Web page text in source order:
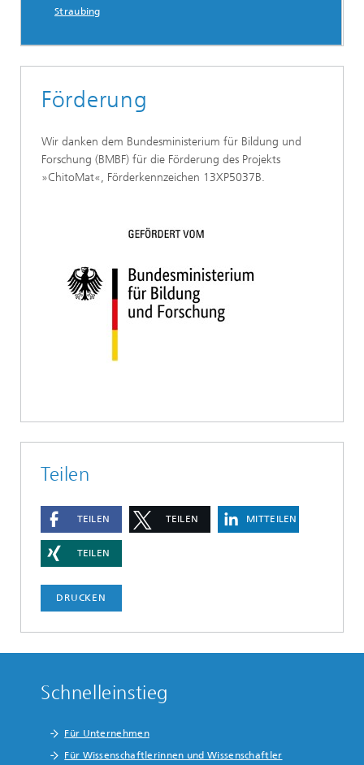
Straubing
Förderung
Wir danken dem Bundesministerium für Bildung und
Forschung (BMBF) für die Förderung des Projekts
»ChitoMat«, Förderkennzeichen 13XP5037B.
Teilen
TEILEN TEILEN MITTEILEN
TEILEN
DRUCKEN
Schnelleinstieg
Für Unternehmen
Für Wissenschaftlerinnen und Wissenschaftler